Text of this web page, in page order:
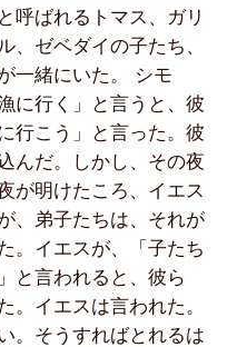
呼ばれるトマス、ガリ
、ゼベダイの子たち、
一緒にいた。 シモ
に行く」と言うと、彼
行こう」と言った。彼
んだ。しかし、その夜
が明けたころ、イエス
、弟子たちは、それが
。イエスが、「子たち
と言われると、彼ら
。イエスは言われた。
。そうすればとれるは